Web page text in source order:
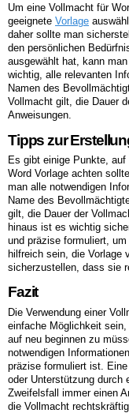
Um eine Vollmacht für
geeignete Vorlage
daher sollte man
den persönlichen
ausgewählt hat, kann
wichtig, alle relevanten
Namen des
Vollmacht gilt, die Dauer
Anweisungen.
Tipps zur
Es gibt einige Punkte,
Word Vorlage achten
man alle notwendigen
Name des
gilt, die Dauer der
hinaus ist es wichtig
und präzise formuliert,
hilfreich sein, die Vorlage
sicherzustellen, dass sie
Fazit
Die Verwendung einer
einfache Möglichkeit
auf neu beginnen zu
notwendigen
präzise formuliert ist.
oder Unterstützung durch
Zweifelsfall immer einen
die Vollmacht